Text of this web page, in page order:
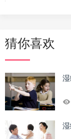
猜你喜欢